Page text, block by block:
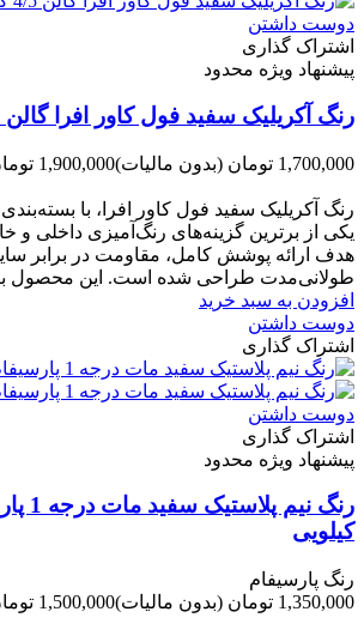
دوست داشتن
اشتراک گذاری
پیشنهاد ویژه محدود
رنگ آکریلیک سفید فول کاور افرا گالن 4/5 کیلویی
1,700,000 تومان (بدون مالیات)1,900,000 تومان
یکی از برترین گزینه‌های رنگ‌آمیزی داخلی و
هدف ارائه پوشش کامل، مقاومت در برابر
طولانی‌مدت طراحی شده است. این محصول بر
افزودن به سبد خرید
دوست داشتن
اشتراک گذاری
دوست داشتن
اشتراک گذاری
پیشنهاد ویژه محدود
کیلویی
رنگ پارسیفام
1,350,000 تومان
(بدون مالیات)1,500,000 تومان